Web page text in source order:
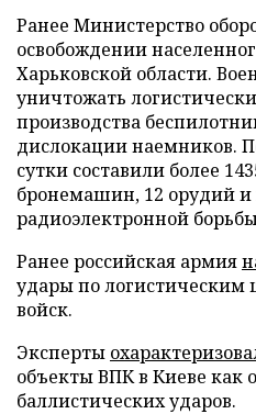
Ранее Министерство
освобождении
Харьковской области.
уничтожать
производства
дислокации наемников.
сутки составили более
бронемашин, 12 орудий и
радиоэлектронной
Ранее российская армия
удары по логистическим
войск.
Эксперты
объекты ВПК в Киеве
баллистических ударов.